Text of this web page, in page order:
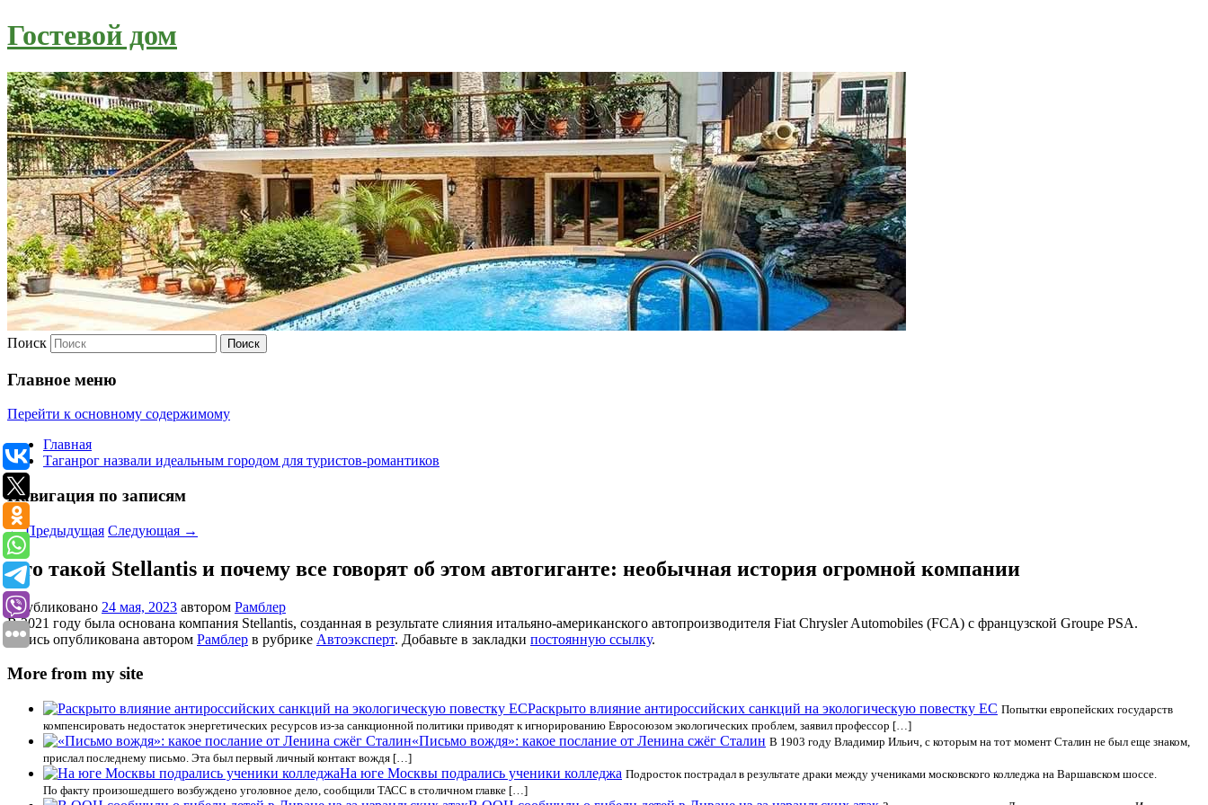
Гостевой дом
Поиск
Главное меню
Перейти к основному содержимому
Главная
Таганрог назвали идеальным городом для туристов-романтиков
Навигация по записям
←Предыдущая Следующая →
Кто такой Stellantis и почему все говорят об этом автогиганте: необычная история огромной компании
Опубликовано 24 мая, 2023 автором Рамблер
В 2021 году была основана компания Stellantis, созданная в результате слияния итальяно-американского автопроизводителя Fiat Chrysler Automobiles (FCA) с французской Groupe PSA.
Запись опубликована автором Рамблер в рубрике Автоэксперт. Добавьте в закладки постоянную ссылку.
More from my site
Раскрыто влияние антироссийских санкций на экологическую повестку ЕС Попытки европейских государств
компенсировать недостаток энергетических ресурсов из-за санкционной политики приводят к игнорированию Евросоюзом экологических проблем, заявил профессор […]
«Письмо вождя»: какое послание от Ленина сжёг Сталин В 1903 году Владимир Ильич, с которым на тот момент Сталин не был еще знаком,
прислал последнему письмо. Эта был первый личный контакт вождя […]
На юге Москвы подрались ученики колледжа Подросток пострадал в результате драки между учениками московского колледжа на Варшавском шоссе.
По факту произошедшего возбуждено уголовное дело, сообщили ТАСС в столичном главке […]